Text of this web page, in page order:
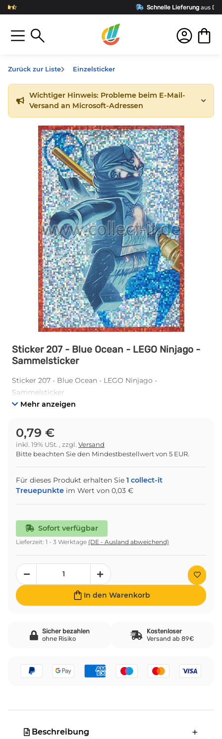
Schnelle Lieferungaus Deutschland
Zurück zur Liste Einzelsticker
Wichtiger Hinweis: Probleme beim E-Mail-
Versand an Microsoft-Adressen
Sticker 207 - Blue Ocean - LEGO Ninjago -
Sammelsticker
Sticker 207 - Blue Ocean - LEGO Ninjago -
Sammelsticker
Mehr anzeigen
0,79 €
inkl. 19% USt. , zzgl. Versand
Bitte beachten Sie den Mindestbestellwert von 5 EUR.
Für dieses Produkt erhalten Sie 1 collect-it
Treuepunkte im Wert von 0,03 €
Sofort verfügbar
Lieferzeit: 1 - 3 Werktage (DE - Ausland abweichend)
In den Warenkorb
Sicher bezahlen
ohne Risiko
Kostenloser
Versand ab 89€
Beschreibung